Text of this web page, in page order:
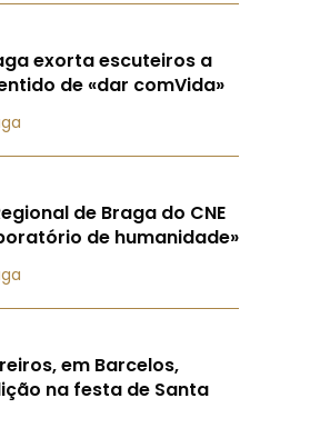
exorta escuteiros a
de «dar comVida»
de Braga do CNE
de humanidade»
em Barcelos,
na festa de Santa